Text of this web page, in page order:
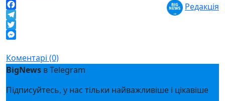
Facebook
Telegram
Twitter
Редакція
Коментарі (0)
BigNews в Telegram
Підписуйтесь, у нас тільки найважливіше і цікавіше